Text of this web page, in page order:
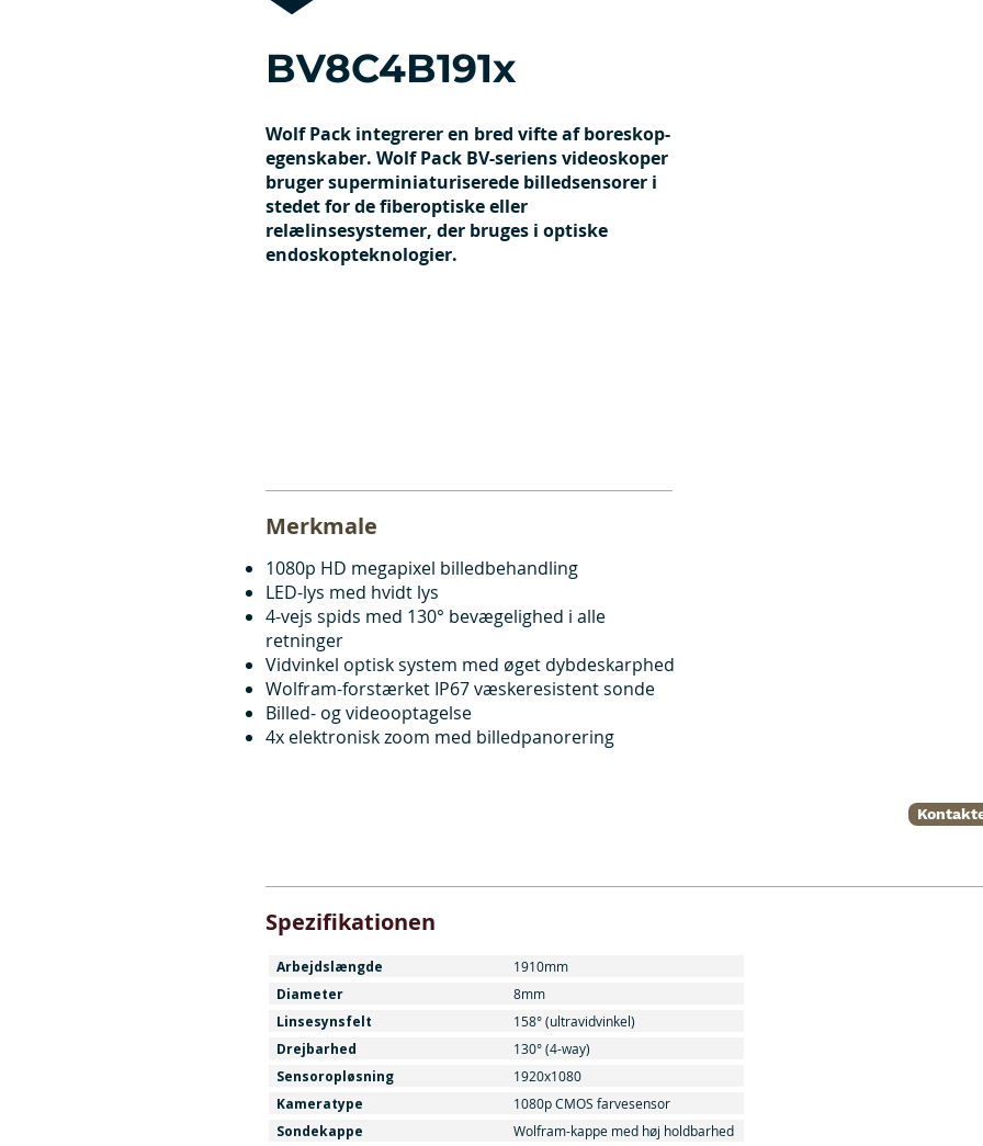
BV8C4B191x
Wolf Pack integrerer en bred vifte af boreskop-
egenskaber. Wolf Pack BV-seriens videoskoper
bruger superminiaturiserede billedsensorer i
stedet for de fiberoptiske eller
relælinsesystemer, der bruges i optiske
endoskopteknologier.
Merkmale
1080p HD megapixel billedbehandling
LED-lys med hvidt lys
4-vejs spids med 130° bevægelighed i alle
retninger
Vidvinkel optisk system med øget dybdeskarphed
Wolfram-forstærket IP67 væskeresistent sonde
Billed- og videooptagelse
4x elektronisk zoom med billedpanorering
Spezifikationen
Arbejdslængde 1910mm
Diameter 8mm
Linsesynsfelt 158° (ultravidvinkel)
Drejbarhed 130° (4-way)
Sensoropløsning 1920x1080
Kameratype 1080p CMOS farvesensor
Sondekappe Wolfram-kappe med høj holdbarhed